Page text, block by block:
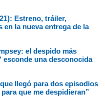
Estreno, tráiler,
en la nueva entrega de la
el despido más
una desconocida
llegó para dos episodios
que me despidieran”